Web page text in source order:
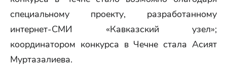
специальному проекту, разработанному
интернет-СМИ «Кавказский узел»;
координатором конкурса в Чечне стала Асият
Муртазалиева.